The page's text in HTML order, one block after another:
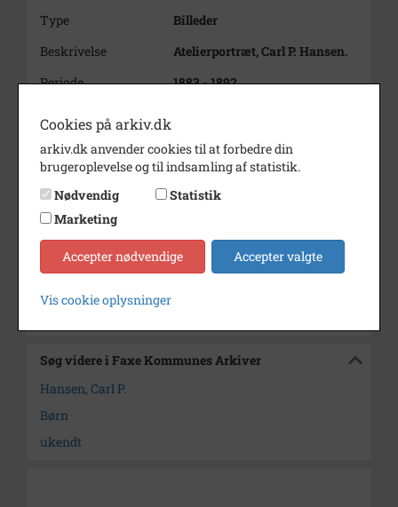
Type
Billeder
Beskrivelse
Atelierportræt, Carl P. Hansen.
Periode
1883 - 1892
Fotograf
Carl P. Hansen
Se på kort
Type
Sogn (1000-2050)
Enhed
Haslev Sogn (1000-2050)
Arkiv
Faxe Kommunes Arkiver
Kontakt arkivet
Søg videre i Faxe Kommunes Arkiver
Hansen, Carl P.
Børn
ukendt
Cookies på arkiv.dk
arkiv.dk anvender cookies til at forbedre din
brugeroplevelse og til indsamling af statistik.
Nødvendig
Statistik
Marketing
Accepter nødvendige Accepter valgte
Vis cookie oplysninger